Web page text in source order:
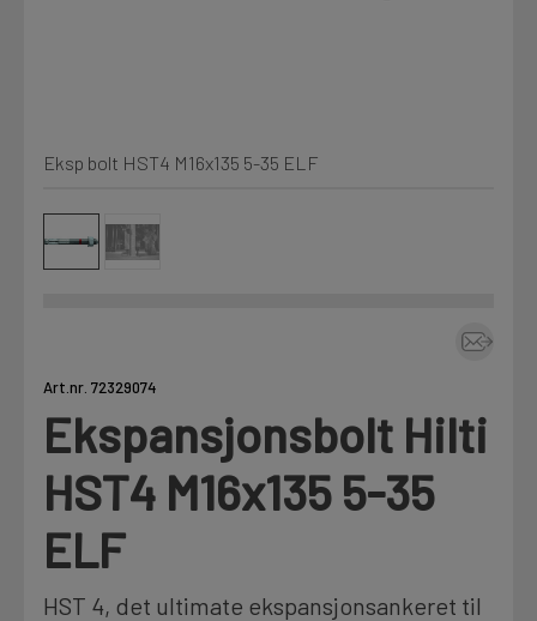
Fag
Motek
Prislister
Firmainformasjon
LOGG UT
Eksp bolt HST4 M16x135 5-35 ELF
Art.nr. 72329074
Ekspansjonsbolt Hilti
HST4 M16x135 5-35
ELF
HST 4, det ultimate ekspansjonsankeret til